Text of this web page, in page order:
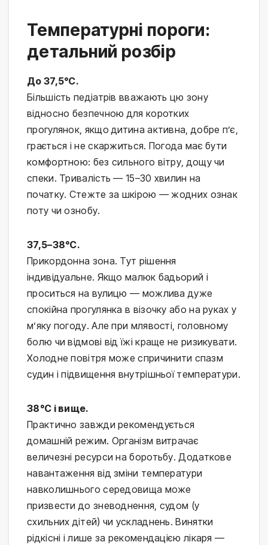
Температурні пороги:
детальний розбір
До 37,5°C.
Більшість педіатрів вважають цю зону
відносно безпечною для коротких
прогулянок, якщо дитина активна, добре п’є,
грається і не скаржиться. Погода має бути
комфортною: без сильного вітру, дощу чи
спеки. Тривалість — 15–30 хвилин на
початку. Стежте за шкірою — жодних ознак
поту чи ознобу.
37,5–38°C.
Прикордонна зона. Тут рішення
індивідуальне. Якщо малюк бадьорий і
проситься на вулицю — можлива дуже
спокійна прогулянка в візочку або на руках у
м’яку погоду. Але при млявості, головному
болю чи відмові від їжі краще не ризикувати.
Холодне повітря може спричинити спазм
судин і підвищення внутрішньої температури.
38°C і вище.
Практично завжди рекомендується
домашній режим. Організм витрачає
величезні ресурси на боротьбу. Додаткове
навантаження від зміни температури
навколишнього середовища може
призвести до зневоднення, судом (у
схильних дітей) чи ускладнень. Винятки
рідкісні і лише за рекомендацією лікаря —